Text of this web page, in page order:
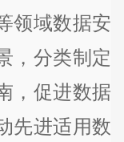
领域数据安
，分类制定
，促进数据
先进适用数